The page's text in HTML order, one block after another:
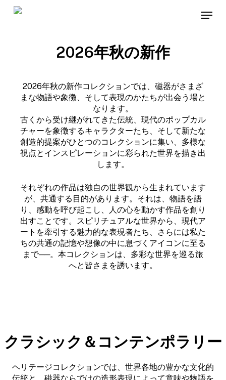
Skip
Menu
2026年秋の新作
2026年秋の新作コレクションでは、磁器がさまざ
まな物語や象徴、そして表現のかたちが出会う場と
なります。
古くから受け継がれてきた伝統、現代のポップカル
チャーを象徴するキャラクターたち、そして新たな
創造的提案がひとつのコレクションに集い、多様な
視点とインスピレーションに彩られた世界を描き出
します。
それぞれの作品は独自の世界観から生まれています
が、共通する目的があります。それは、物語を語
り、感動を呼び起こし、人の心を動かす作品を創り
出すことです。スピリチュアルな世界から、現代ア
ートを牽引する魅力的な表現者たち、さらには私た
ちの共通の記憶や想像の中に息づくアイコンに至る
まで──。本コレクションは、多彩な世界を巡る旅
へと皆さまを誘います。
クラシック＆コンテンポラリー
ヘリテージコレクションでは、世界各地の豊かな文化的